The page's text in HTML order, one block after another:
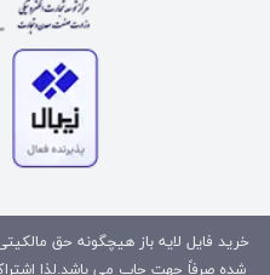
خرید فایل لایه باز هیچگونه حق
شده صرفاً جهت چاپ می باشد.لذا